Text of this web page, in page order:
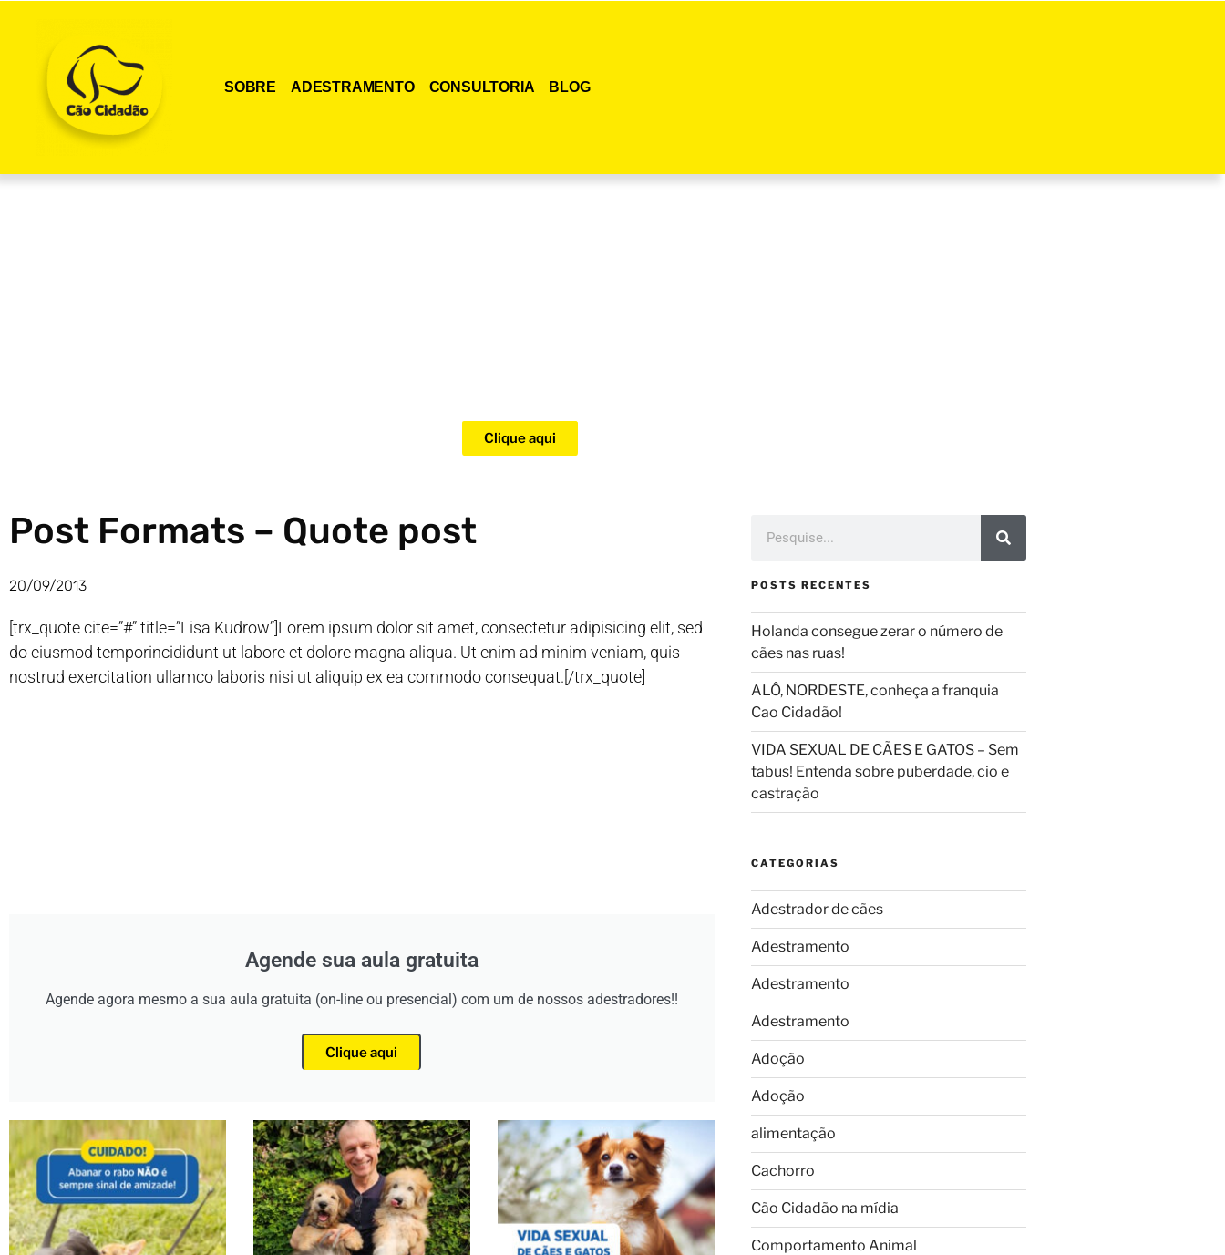
SOBRE ADESTRAMENTO CONSULTORIA BLOG
Clique aqui
Post Formats – Quote post
20/09/2013
[trx_quote cite=”#” title=”Lisa Kudrow”]Lorem ipsum dolor sit amet, consectetur adipisicing elit, sed
do eiusmod temporincididunt ut labore et dolore magna aliqua. Ut enim ad minim veniam, quis
nostrud exercitation ullamco laboris nisi ut aliquip ex ea commodo consequat.[/trx_quote]
Agende sua aula gratuita
Agende agora mesmo a sua aula gratuita (on-line ou presencial) com um de nossos adestradores!!
Clique aqui
POSTS RECENTES
Holanda consegue zerar o número de
cães nas ruas!
ALÔ, NORDESTE, conheça a franquia
Cao Cidadão!
VIDA SEXUAL DE CÃES E GATOS – Sem
tabus! Entenda sobre puberdade, cio e
castração
CATEGORIAS
Adestrador de cães
Adestramento
Adestramento
Adestramento
Adoção
Adoção
alimentação
Cachorro
Cão Cidadão na mídia
Comportamento Animal